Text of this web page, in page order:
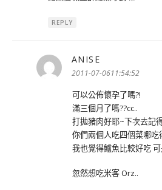
REPLY
ANISE
示:
2011-07-0611:54:52
可以公佈懷孕了嗎?!
滿三個月了嗎??cc..
打拋豬肉好耶~下次去記
你們兩個人吃四個菜哪吃
我也覺得鱸魚比較好吃
忽然想吃米客 Orz..